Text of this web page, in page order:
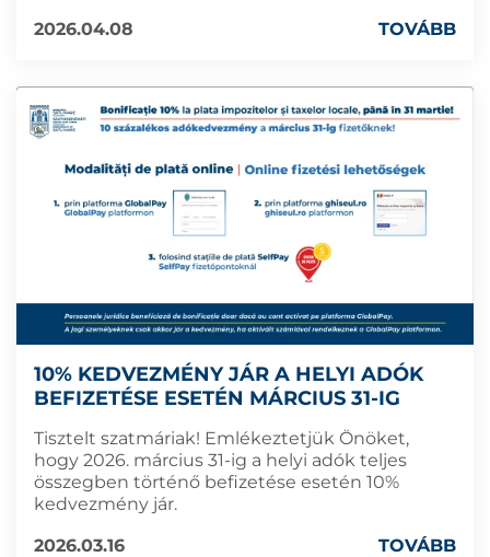
2026.04.08
TOVÁBB
10% KEDVEZMÉNY JÁR A HELYI ADÓK
BEFIZETÉSE ESETÉN MÁRCIUS 31-IG
Tisztelt szatmáriak! Emlékeztetjük Önöket,
hogy 2026. március 31-ig a helyi adók teljes
összegben történő befizetése esetén 10%
kedvezmény jár.
2026.03.16
TOVÁBB